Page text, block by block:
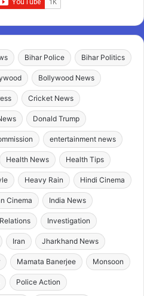
Bihar Police Bihar Politics
Bollywood News
Cricket News
Donald Trump
entertainment news
Health News Health Tips
Heavy Rain Hindi Cinema
Cinema India News
Investigation
Iran Jharkhand News
Mamata Banerjee Monsoon
Police Action